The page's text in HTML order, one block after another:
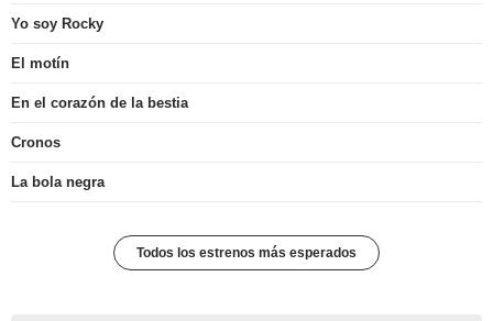
Yo soy Rocky
El motín
En el corazón de la bestia
Cronos
La bola negra
Todos los estrenos más esperados